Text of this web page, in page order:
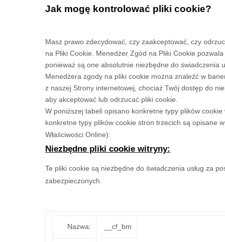
Jak mogę kontrolować pliki cookie?
Masz prawo zdecydować, czy zaakceptować, czy
na Pliki Cookie. Menedżer Zgód na Pliki Cookie
ponieważ są one absolutnie niezbędne do świadczenia
Menedżera zgody na pliki cookie można znaleźć w
z naszej Strony internetowej, chociaż Twój dostęp do
aby akceptować lub odrzucać pliki cookie.
W poniższej tabeli opisano konkretne typy plików
konkretne typy plików cookie stron trzecich są opisane
Właściwości Online):
Niezbędne pliki cookie witryny:
Te pliki cookie są niezbędne do świadczenia usług za
zabezpieczonych.
Nazwa: __cf_bm